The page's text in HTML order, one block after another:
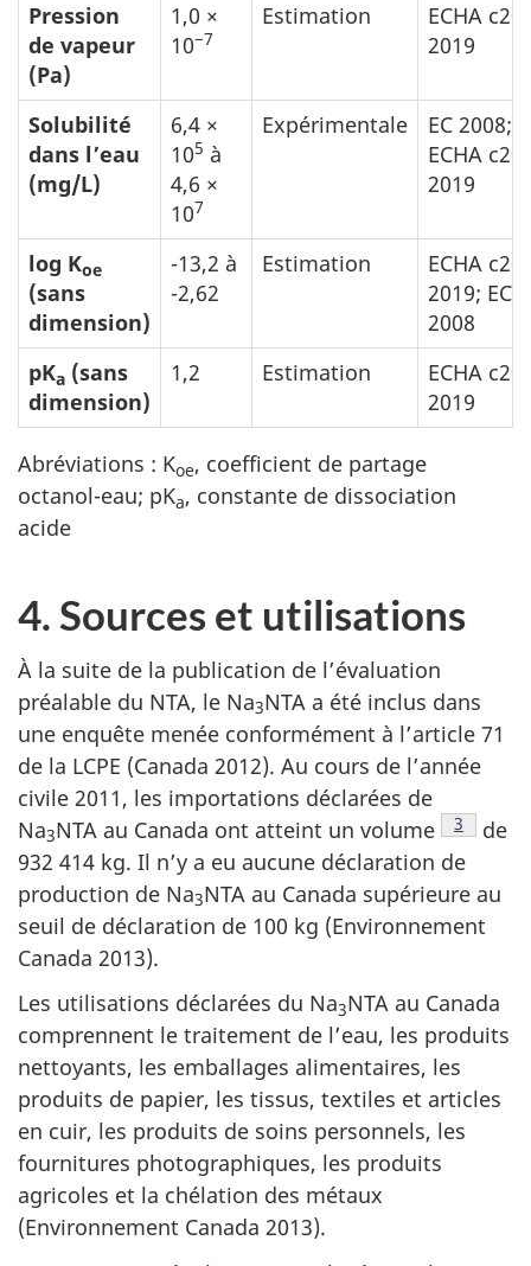
Pression
de vapeur
(Pa)
1,0 ×
10−7
Estimation
ECHA
2019
Solubilité
dans l’eau
(mg/L)
6,4 ×
105 à
4,6 ×
107
Expérimentale
EC 2008;
ECHA
2019
log Koe
(sans
dimension)
-13,2 à
-2,62
Estimation
ECHA
2019; EC
2008
pKa (sans
dimension)
1,2 Estimation
ECHA
2019
Abréviations : Koe, coefficient de partage
octanol-eau; pKa, constante de dissociation
acide
4. Sources et utilisations
À la suite de la publication de l’évaluation
préalable du NTA, le Na3NTA a été inclus dans
une enquête menée conformément à l’article 71
de la LCPE (Canada 2012). Au cours de l’année
civile 2011, les importations déclarées de
Na3NTA au Canada ont atteint un volume Note de
3
de
932 414 kg. Il n’y a eu aucune déclaration de
production de Na3NTA au Canada supérieure au
seuil de déclaration de 100 kg (Environnement
Canada 2013).
Les utilisations déclarées du Na3NTA au Canada
comprennent le traitement de l’eau, les produits
nettoyants, les emballages alimentaires, les
produits de papier, les tissus, textiles et articles
en cuir, les produits de soins personnels, les
fournitures photographiques, les produits
agricoles et la chélation des métaux
(Environnement Canada 2013).